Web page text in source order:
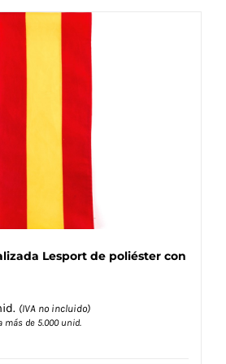
múltiples
variantes.
opciones
Lesport de poliéster con
(IVA no incluido)
más de 5.000 unid.